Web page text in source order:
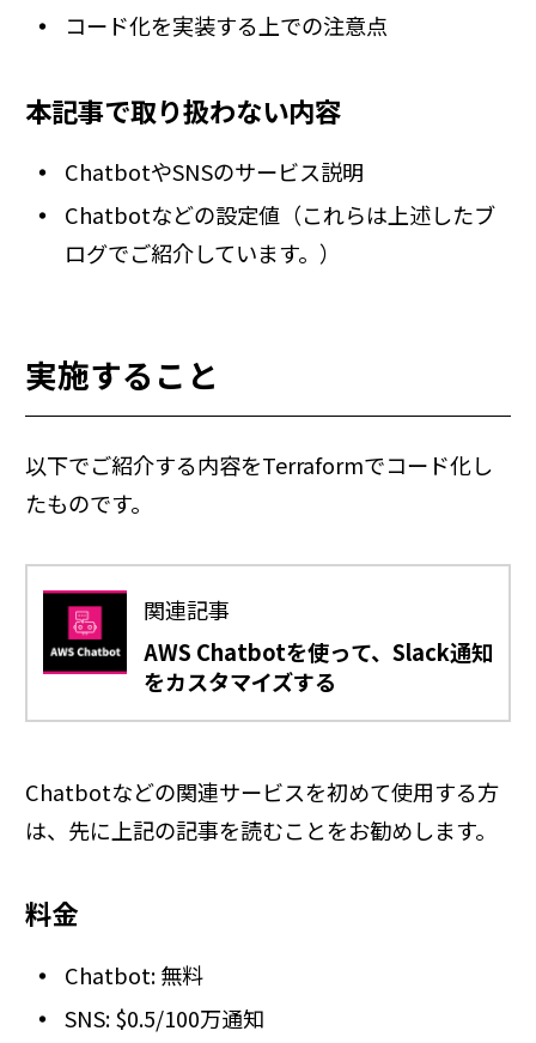
コード化を実装する上での注意点
本記事で取り扱わない内容
ChatbotやSNSのサービス説明
Chatbotなどの設定値（これらは上述したブ
ログでご紹介しています。）
実施すること
以下でご紹介する内容をTerraformでコード化し
たものです。
関連記事
AWS Chatbotを使って、Slack通知
をカスタマイズする
Chatbotなどの関連サービスを初めて使用する方
は、先に上記の記事を読むことをお勧めします。
料金
Chatbot: 無料
SNS: $0.5/100万通知